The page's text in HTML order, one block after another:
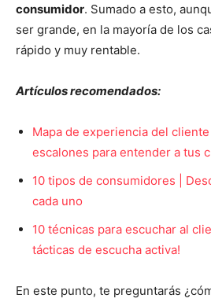
consumidor. Sumado a esto,
ser grande, en la mayoría de los
rápido y muy rentable.
Artículos recomendados:
Mapa de experiencia del
escalones para entender a tus
10 tipos de consumidores |
cada uno
10 técnicas para escuchar al
tácticas de escucha activa!
En este punto, te preguntarás